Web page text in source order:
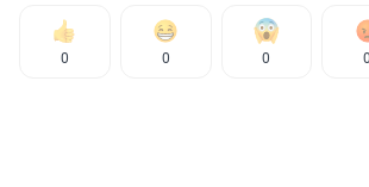
0 0 0 0